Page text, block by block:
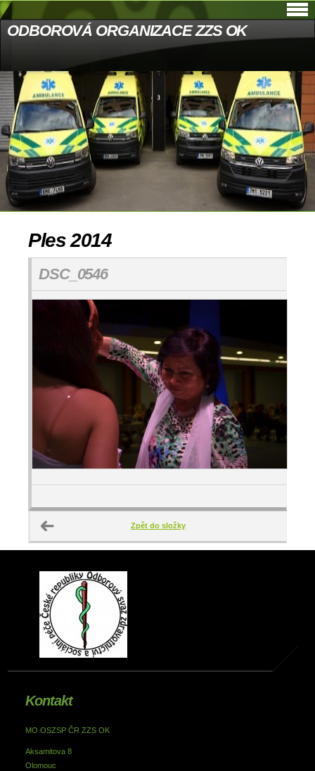
ODBOROVÁ ORGANIZACE ZZS OK
Ples 2014
DSC_0546
Zpět do složky
Kontakt
MO OSZSP ČR ZZS OK
Aksamitova 8
Olomouc